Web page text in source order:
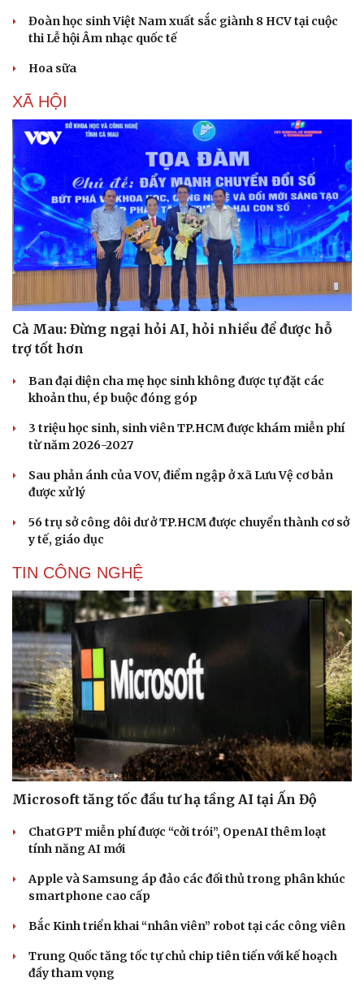
Du lịch
Tư vấn
Săn Tour
check-in
Podcast
Câu chuyện thời sự
Đọc truyện đêm khuya
Kể chuyện cho bé
Hạt giống tâm hồn
Đoàn học sinh Việt Nam xuất sắc giành 8 HCV tại cuộc
thi Lễ hội Âm nhạc quốc tế
Hoa sữa
XÃ HỘI
Cà Mau: Đừng ngại hỏi AI, hỏi nhiều để được hỗ
trợ tốt hơn
Ban đại diện cha mẹ học sinh không được tự đặt các
khoản thu, ép buộc đóng góp
3 triệu học sinh, sinh viên TP.HCM được khám miễn phí
từ năm 2026-2027
Sau phản ánh của VOV, điểm ngập ở xã Lưu Vệ cơ bản
được xử lý
56 trụ sở công dôi dư ở TP.HCM được chuyển thành cơ sở
y tế, giáo dục
TIN CÔNG NGHỆ
Microsoft tăng tốc đầu tư hạ tầng AI tại Ấn Độ
ChatGPT miễn phí được “cởi trói”, OpenAI thêm loạt
tính năng AI mới
Apple và Samsung áp đảo các đối thủ trong phân khúc
smartphone cao cấp
Bắc Kinh triển khai “nhân viên” robot tại các công viên
Trung Quốc tăng tốc tự chủ chip tiên tiến với kế hoạch
đầy tham vọng